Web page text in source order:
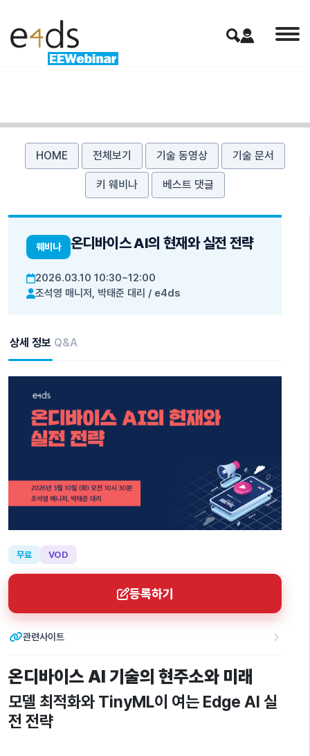
HOME 전체보기 기술 동영상 기술 문서
키 웨비나 베스트 댓글
웨비나 온디바이스 AI의 현재와 실전 전략
2026.03.10 10:30~12:00
조석영 매니저, 박태준 대리 / e4ds
상세 정보 Q&A
무료 VOD
등록하기
관련사이트
온디바이스 AI 기술의 현주소와 미래
모델 최적화와 TinyML이 여는 Edge AI 실
전 전략